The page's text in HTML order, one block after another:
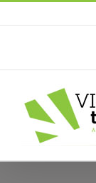
au